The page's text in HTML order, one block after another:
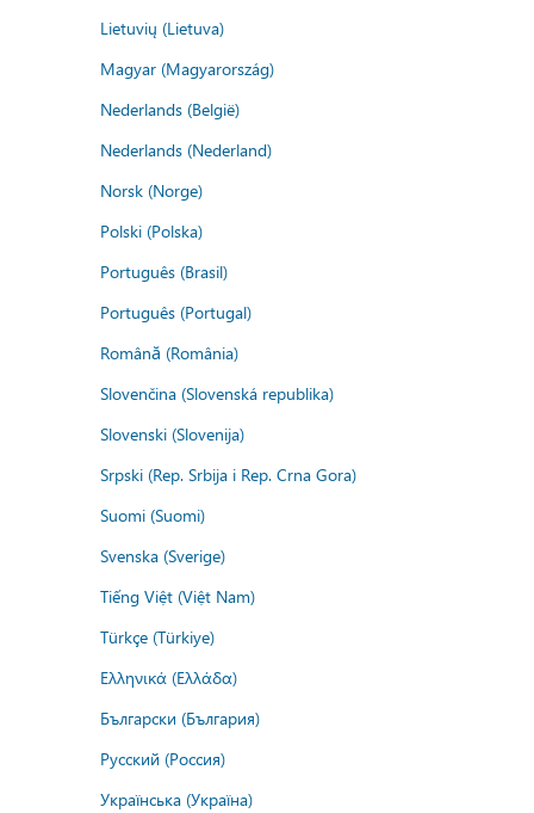
Lietuvių (Lietuva)
Magyar (Magyarország)
Nederlands (België)
Nederlands (Nederland)
Norsk (Norge)
Polski (Polska)
Português (Brasil)
Português (Portugal)
Română (România)
Slovenčina (Slovenská republika)
Slovenski (Slovenija)
Srpski (Rep. Srbija i Rep. Crna Gora)
Suomi (Suomi)
Svenska (Sverige)
Tiếng Việt (Việt Nam)
Türkçe (Türkiye)
Ελληνικά (Ελλάδα)
Български (България)
Русский (Россия)
Українська (Україна)